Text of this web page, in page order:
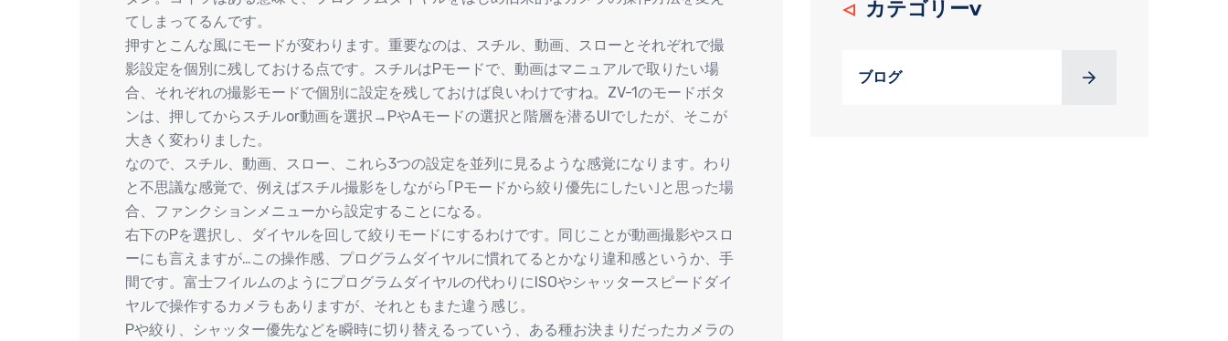
てしまってるんです。
押すとこんな風にモードが変わります。重要なのは、スチル、動画、スローとそれぞれで撮
影設定を個別に残しておける点です。スチルはPモードで、動画はマニュアルで取りたい場
合、それぞれの撮影モードで個別に設定を残しておけば良いわけですね。ZV-1のモードボタ
ンは、押してからスチルor動画を選択→PやAモードの選択と階層を潜るUIでしたが、そこが
大きく変わりました。
なので、スチル、動画、スロー、これら3つの設定を並列に見るような感覚になります。わり
と不思議な感覚で、例えばスチル撮影をしながら｢Pモードから絞り優先にしたい｣と思った場
合、ファンクションメニューから設定することになる。
右下のPを選択し、ダイヤルを回して絞りモードにするわけです。同じことが動画撮影やスロ
ーにも言えますが…この操作感、プログラムダイヤルに慣れてるとかなり違和感というか、手
間です。富士フイルムのようにプログラムダイヤルの代わりにISOやシャッタースピードダイ
ヤルで操作するカメラもありますが、それともまた違う感じ。
Pや絞り、シャッター優先などを瞬時に切り替えるっていう、ある種お決まりだったカメラの
カテゴリーv
ブログ